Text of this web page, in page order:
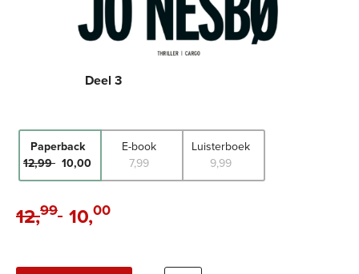
Paperback
12,99 10,00
E-book
7,99
Luisterboek
9,99
Paperback:
12,99 10,00
Deel 3